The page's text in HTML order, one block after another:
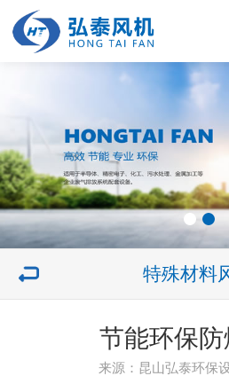
特殊材料
节能环保
来源：昆山弘泰环保